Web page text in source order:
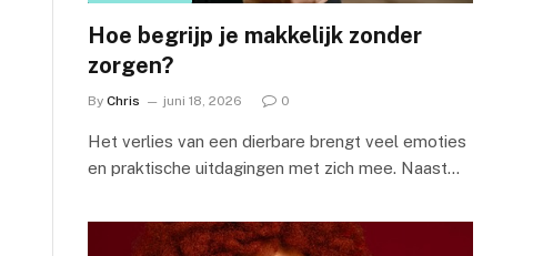
Hoe begrijp je makkelijk zonder
zorgen?
By Chris juni 18, 2026 0
Het verlies van een dierbare brengt veel emoties
en praktische uitdagingen met zich mee. Naast…